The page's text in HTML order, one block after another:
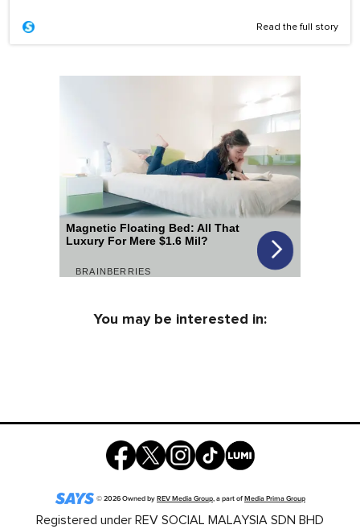
Read the full story
You may be interested in:
©2026Owned byREV Media Group, a part ofMedia Prima Group
Registered under REV SOCIAL MALAYSIA SDN BHD